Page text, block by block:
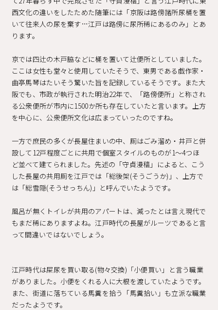
西文化の違いをしたためた随筆には「京阪は路傍諸所尿桶を置
いて往来人の尿を棄す…江戸は路傍に尿所稀にあるのみ」とあ
ります。
京では四辻の木戸脇などに桶を置いて辻便所としていました。
ここは女性も堂々と使用していたそうで、東男である戯作家・
曲亭馬琴はたいそう驚いた旨を記録しているそうです。また大
阪でも、市政が執行された明治22年で、「路傍便所」と称され
る公衆便所が市内に1500か所も存在していたと言います。上方
を中心に、公衆便所文化は広まっていったのですね。
一方で庶民の多くが長屋住まいの中、厠はごみ溜め・井戸と併
設して12戸程度ごとに共用で個室スタイルのものが1～4つほ
ど並べて建てられました。先述の「守貞漫稿」によると、こう
した長屋の共用厠を江戸では「総後架(そうごうか)」、上方で
は「総雪隠(そうせっちん)」と呼んでいたようです。
風呂が無くトイレが共用のアパートは、減ったとは言え現代で
もまだ稀にありますよね。江戸時代の長屋がルーツであると言
って間違いではないでしょう。
江戸時代は屎尿を買い取る(物々交換)「小便買い」と言う職業
がありました。小便をくれる人に大根を渡していたようです。
また、街道に落ちている馬糞を拾う「馬糞拾い」も立派な職業
だったようです。